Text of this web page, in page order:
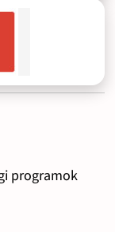
programok